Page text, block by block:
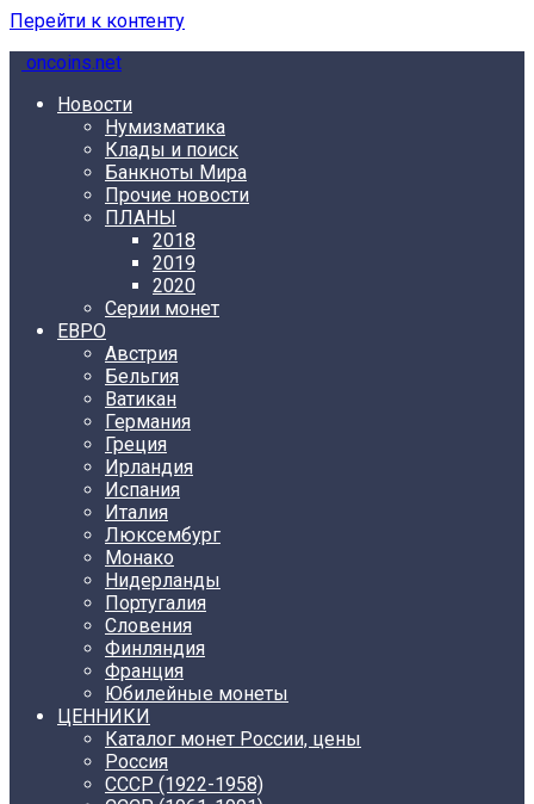
Перейти к контенту
oncoins.net
Новости
Нумизматика
Клады и поиск
Банкноты Мира
Прочие новости
ПЛАНЫ
2018
2019
2020
Серии монет
ЕВРО
Австрия
Бельгия
Ватикан
Германия
Греция
Ирландия
Испания
Италия
Люксембург
Монако
Нидерланды
Португалия
Словения
Финляндия
Франция
Юбилейные монеты
ЦЕННИКИ
Каталог монет России, цены
Россия
СССР (1922-1958)